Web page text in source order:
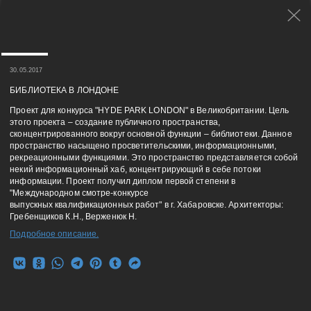
30.05.2017
БИБЛИОТЕКА В ЛОНДОНЕ
Проект для конкурса "HYDE PARK LONDON" в Великобритании. Цель
этого проекта – создание публичного пространства,
сконцентрированного вокруг основной функции – библиотеки. Данное
пространство насыщено просветительскими, информационными,
рекреационными функциями. Это пространство представляется собой
некий информационный хаб, концентрирующий в себе потоки
информации. Проект получил диплом первой степени в
"Международном смотре-конкурсе
выпускных квалификационных работ" в г. Хабаровске. Архитекторы:
Гребенщиков К.Н., Верженюк Н.
Подробное описание.